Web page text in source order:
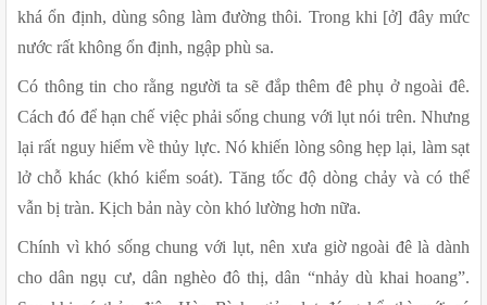
khá ổn định, dùng sông làm đường thôi. Trong khi [ở] đây mức
nước rất không ổn định, ngập phù sa.
Có thông tin cho rằng người ta sẽ đắp thêm đê phụ ở ngoài đê.
Cách đó để hạn chế việc phải sống chung với lụt nói trên. Nhưng
lại rất nguy hiểm về thủy lực. Nó khiến lòng sông hẹp lại, làm sạt
lở chỗ khác (khó kiểm soát). Tăng tốc độ dòng chảy và có thể
vẫn bị tràn. Kịch bản này còn khó lường hơn nữa.
Chính vì khó sống chung với lụt, nên xưa giờ ngoài đê là dành
cho dân ngụ cư, dân nghèo đô thị, dân “nhảy dù khai hoang”.